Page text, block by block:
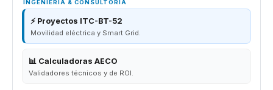
INGENIERÍA & CONSULTORÍA
⚡ Proyectos ITC-BT-52
Movilidad eléctrica y Smart Grid.
📊 Calculadoras AECO
Validadores técnicos y de ROI.